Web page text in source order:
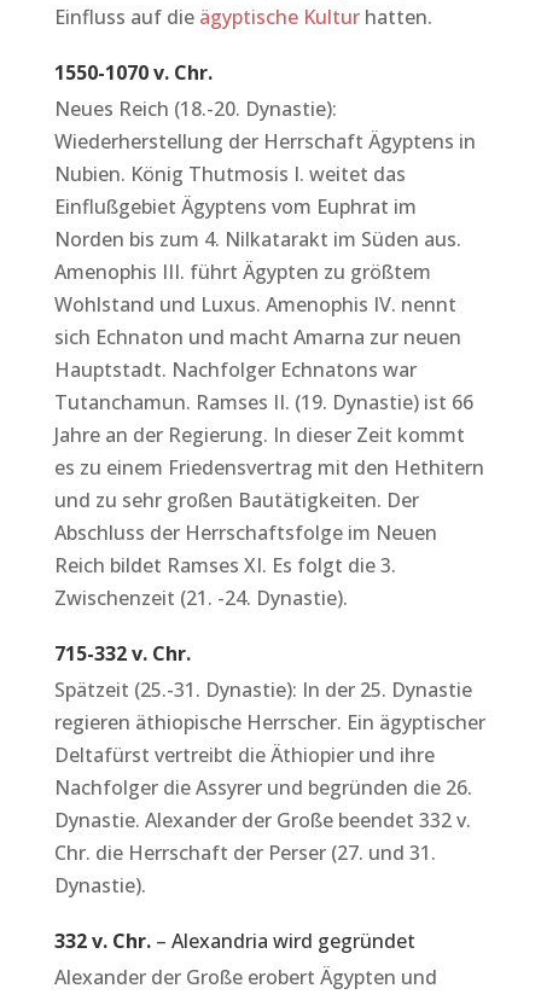
Einfluss auf die ägyptische Kulturhatten.
1550-1070 v. Chr.
Neues Reich (18.-20. Dynastie):
Wiederherstellung der Herrschaft Ägyptens in
Nubien. König Thutmosis I. weitet das
Einflußgebiet Ägyptens vom Euphrat im
Norden bis zum 4. Nilkatarakt im Süden aus.
Amenophis III. führt Ägypten zu größtem
Wohlstand und Luxus. Amenophis IV. nennt
sich Echnaton und macht Amarna zur neuen
Hauptstadt. Nachfolger Echnatons war
Tutanchamun. Ramses II. (19. Dynastie) ist 66
Jahre an der Regierung. In dieser Zeit kommt
es zu einem Friedensvertrag mit den Hethitern
und zu sehr großen Bautätigkeiten. Der
Abschluss der Herrschaftsfolge im Neuen
Reich bildet Ramses XI. Es folgt die 3.
Zwischenzeit (21. -24. Dynastie).
715-332 v. Chr.
Spätzeit (25.-31. Dynastie): In der 25. Dynastie
regieren äthiopische Herrscher. Ein ägyptischer
Deltafürst vertreibt die Äthiopier und ihre
Nachfolger die Assyrer und begründen die 26.
Dynastie. Alexander der Große beendet 332 v.
Chr. die Herrschaft der Perser (27. und 31.
Dynastie).
332 v. Chr.– Alexandria wird gegründet
Alexander der Große erobert Ägypten und